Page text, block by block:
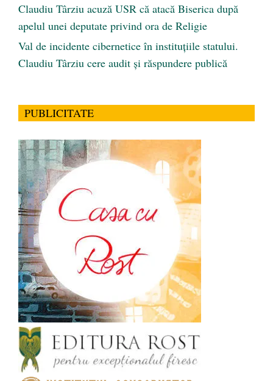
Claudiu Târziu acuză USR că atacă Biserica după
apelul unei deputate privind ora de Religie
Val de incidente cibernetice în instituțiile statului.
Claudiu Târziu cere audit și răspundere publică
PUBLICITATE